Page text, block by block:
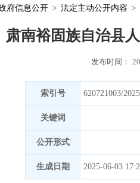
府信息公开 > 法定主动公开内容 >
肃南裕固族自治县
发布时间：
索引号 620721003/
关键词
公开形式
生成日期 2025-06-03